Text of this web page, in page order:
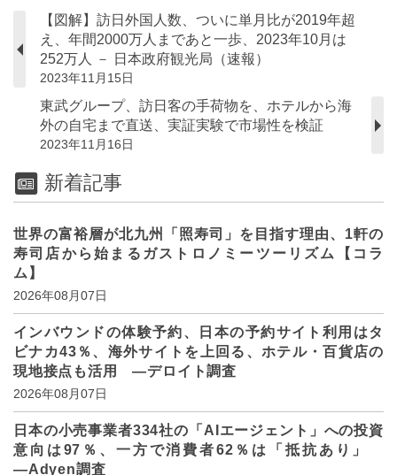
【図解】訪日外国人数、ついに単月比が2019年超
え、年間2000万人まであと一歩、2023年10月は
252万人 － 日本政府観光局（速報）
2023年11月15日
東武グループ、訪日客の手荷物を、ホテルから海
外の自宅まで直送、実証実験で市場性を検証
2023年11月16日
新着記事
世界の富裕層が北九州「照寿司」を目指す理由、1軒の
寿司店から始まるガストロノミーツーリズム【コラ
ム】
2026年08月07日
インバウンドの体験予約、日本の予約サイト利用はタ
ビナカ43％、海外サイトを上回る、ホテル・百貨店の
現地接点も活用 ―デロイト調査
2026年08月07日
日本の小売事業者334社の「AIエージェント」への投資
意向は97％、一方で消費者62％は「抵抗あり」
―Adyen調査